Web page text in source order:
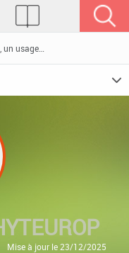
Mise à jour le 23/12/2025